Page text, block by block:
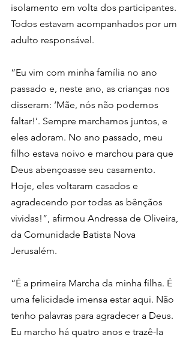
isolamento em volta dos participantes.
Todos estavam acompanhados por um
adulto responsável.
“Eu vim com minha família no ano
passado e, neste ano, as crianças nos
disseram: ‘Mãe, nós não podemos
faltar!’. Sempre marchamos juntos, e
eles adoram. No ano passado, meu
filho estava noivo e marchou para que
Deus abençoasse seu casamento.
Hoje, eles voltaram casados e
agradecendo por todas as bênçãos
vividas!”, afirmou Andressa de Oliveira,
da Comunidade Batista Nova
Jerusalém.
“É a primeira Marcha da minha filha. É
uma felicidade imensa estar aqui. Não
tenho palavras para agradecer a Deus.
Eu marcho há quatro anos e trazê-la